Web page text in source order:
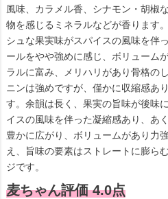
風味、カラメル香、シナモン・胡椒
物を感じるミネラルなどが香ります
シュな果実味がスパイスの風味を伴
ールをやや強めに感じ、ボリューム
ラルに富み、メリハリがあり骨格の
ニンは強めですが、僅かに収縮感あ
す。余韻は長く、果実の旨味が後味
イスの風味を伴った凝縮感あり、あ
豊かに広がり、ボリュームがあり力
え、旨味の要素はストレートに膨ら
ジです。
麦ちゃん評価 4.0点